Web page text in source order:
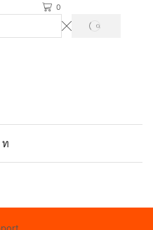
0
PROCURAR